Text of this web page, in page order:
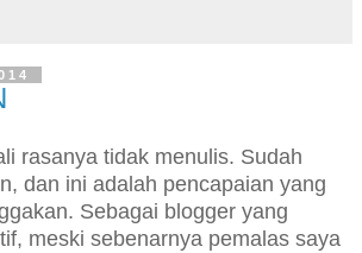
rasanya tidak menulis. Sudah
dan ini adalah pencapaian yang
Sebagai blogger yang
meski sebenarnya pemalas saya